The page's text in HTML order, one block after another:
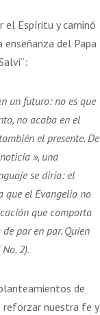
el Espíritu y caminó
del Papa
un futuro: no es que
no acaba en el
el presente. De
», una
se diría: el
que el Evangelio no
que comporta
par en par. Quien
2).
de
reforzar nuestra fe y